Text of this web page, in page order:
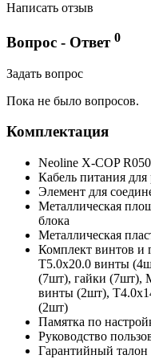
Написать отзыв
Вопрос - Ответ 0
Задать вопрос
Пока не было вопросов.
Комплектация
Neoline X-COP R050
Кабель питания
Элемент для
Металлическая
блока
Металлическая
Комплект винтов и
T5.0x20.0 винты
(7шт), гайки (7шт),
винты (2шт),
(2шт)
Памятка по
Руководство
Гарантийный талон